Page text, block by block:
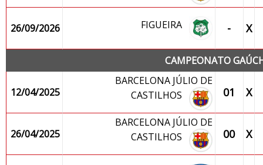
26/09/2026 FIGUEIRA - X
CAMPEONATO
12/04/2025
BARCELONA JÚLIO DE
CASTILHOS
01 X
26/04/2025
BARCELONA JÚLIO DE
CASTILHOS
00 X